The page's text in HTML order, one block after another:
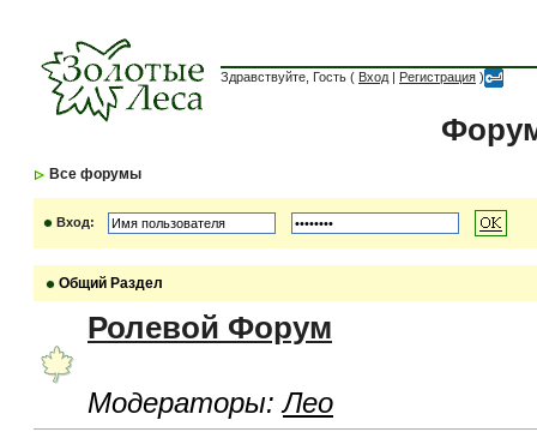
Здравствуйте, Гость ( Вход | Регистрация )
Все форумы
Вход:
Общий Раздел
Ролевой Форум
Модераторы:Лео